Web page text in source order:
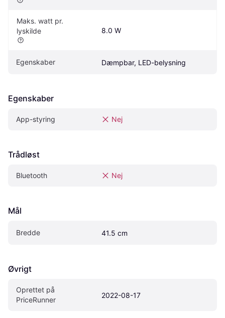
Maks. watt pr.
lyskilde
8.0 W
Egenskaber Dæmpbar, LED-belysning
Egenskaber
App-styring Nej
Trådløst
Bluetooth Nej
Mål
Bredde 41.5 cm
Øvrigt
Oprettet på
PriceRunner
2022-08-17